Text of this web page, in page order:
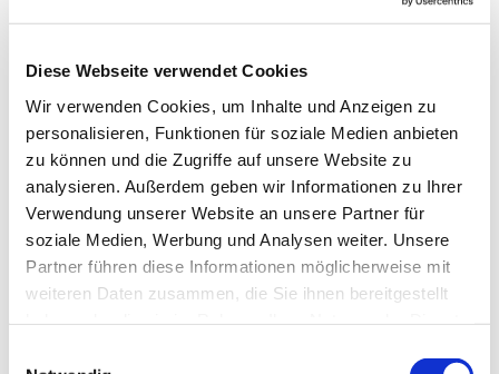
Diese Webseite verwendet Cookies
Wir verwenden Cookies, um Inhalte und Anzeigen zu
personalisieren, Funktionen für soziale Medien anbieten
zu können und die Zugriffe auf unsere Website zu
analysieren. Außerdem geben wir Informationen zu Ihrer
Verwendung unserer Website an unsere Partner für
soziale Medien, Werbung und Analysen weiter. Unsere
Partner führen diese Informationen möglicherweise mit
weiteren Daten zusammen, die Sie ihnen bereitgestellt